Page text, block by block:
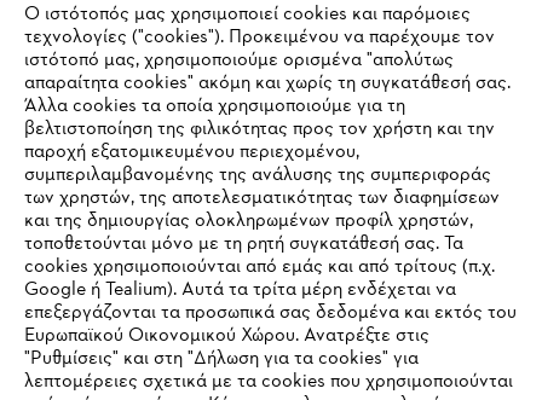
#STIHL
Εταιρεία
STIHL Συχνές ερωτήσεις
Ο ιστότοπός μας χρησιμοποιεί cookies και παρόμοιες
τεχνολογίες ("cookies"). Προκειμένου να παρέχουμε τον
ιστότοπό μας, χρησιμοποιούμε ορισμένα "απολύτως
απαραίτητα cookies" ακόμη και χωρίς τη συγκατάθεσή σας.
Άλλα cookies τα οποία χρησιμοποιούμε για τη
βελτιστοποίηση της φιλικότητας προς τον χρήστη και την
παροχή εξατομικευμένου περιεχομένου,
συμπεριλαμβανομένης της ανάλυσης της συμπεριφοράς
των χρηστών, της αποτελεσματικότητας των διαφημίσεων
και της δημιουργίας ολοκληρωμένων προφίλ χρηστών,
τοποθετούνται μόνο με τη ρητή συγκατάθεσή σας. Τα
cookies χρησιμοποιούνται από εμάς και από τρίτους (π.χ.
Google ή Tealium). Αυτά τα τρίτα μέρη ενδέχεται να
επεξεργάζονται τα προσωπικά σας δεδομένα και εκτός του
Ευρωπαϊκού Οικονομικού Χώρου. Ανατρέξτε στις
"Ρυθμίσεις" και στη "Δήλωση για τα cookies" για
λεπτομέρειες σχετικά με τα cookies που χρησιμοποιούνται